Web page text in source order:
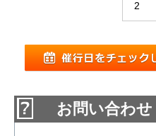
お問い合わ